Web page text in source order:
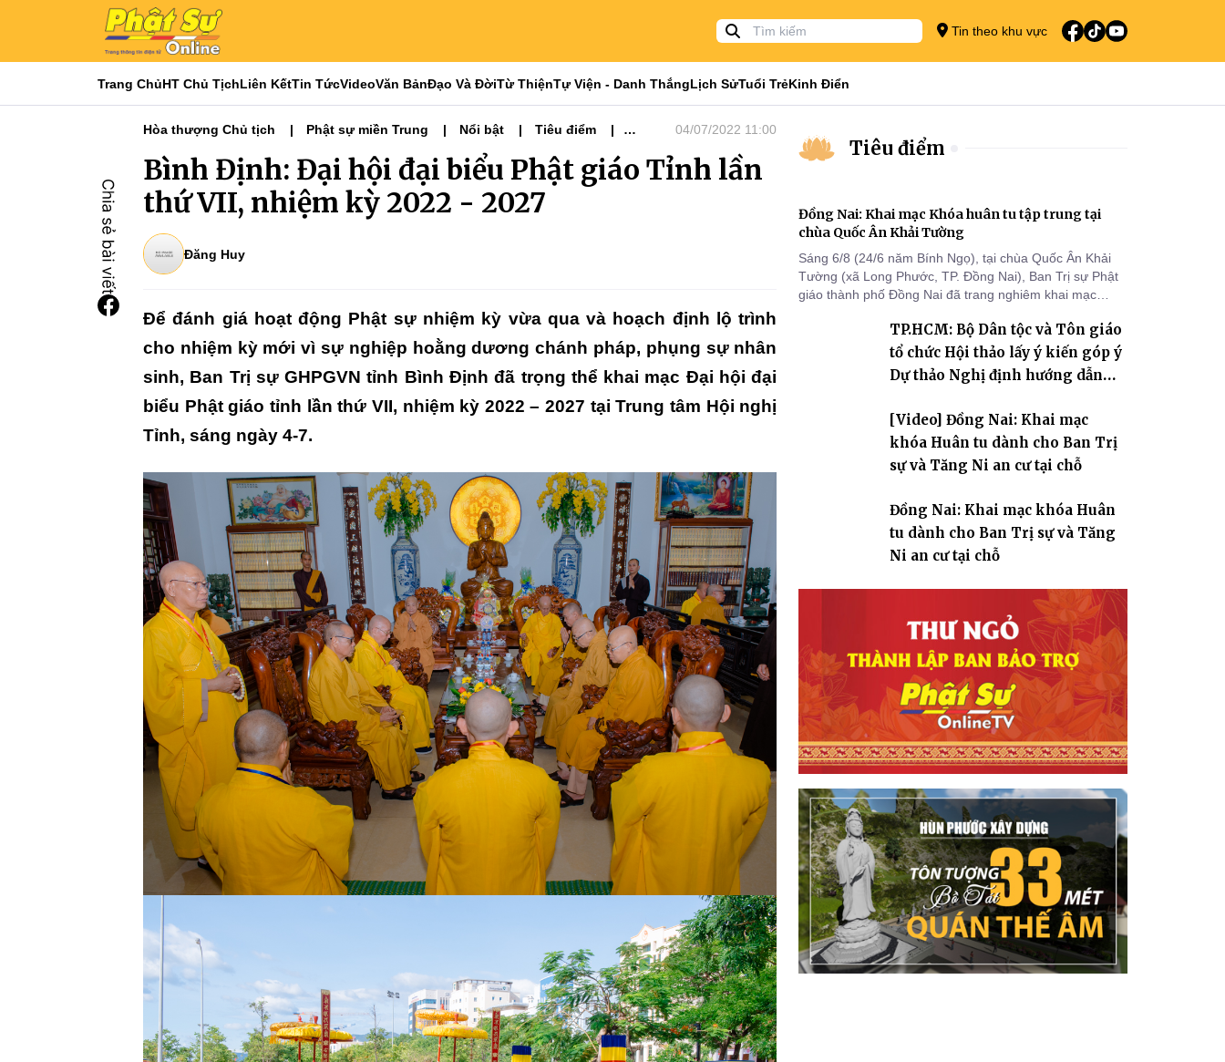
Tin theo khu vực
Trang ChủHT Chủ TịchLiên KếtTin TứcVideoVăn BảnĐạo Và ĐờiTừ ThiệnTự Viện - Danh ThắngLịch SửTuổi TrẻKinh Điển
Hòa thượng Chủ tịch Phật sự miền Trung Nổi bật
Tiêu điểm
04/07/2022 11:00
Bình Định: Đại hội đại biểu Phật giáo Tỉnh lần
thứ VII, nhiệm kỳ 2022 - 2027
Đăng Huy
Để đánh giá hoạt động Phật sự nhiệm kỳ vừa qua và hoạch định lộ trình
cho nhiệm kỳ mới vì sự nghiệp hoằng dương chánh pháp, phụng sự nhân
sinh, Ban Trị sự GHPGVN tỉnh Bình Định đã trọng thể khai mạc Đại hội đại
biểu Phật giáo tỉnh lần thứ VII, nhiệm kỳ 2022 – 2027 tại Trung tâm Hội nghị
Tỉnh, sáng ngày 4-7.
Tiêu điểm
Đồng Nai: Khai mạc Khóa huân tu tập trung tại
chùa Quốc Ân Khải Tường
Sáng 6/8 (24/6 năm Bính Ngọ), tại chùa Quốc Ân Khải
Tường (xã Long Phước, TP. Đồng Nai), Ban Trị sự Phật
giáo thành phố Đồng Nai đã trang nghiêm khai mạc
2570 dành cho chư Tăng hành giả an cư tại chỗ khu vực
VII, VIII và trường hạ chùa Quốc Ân Khải Tường.
TP.HCM: Bộ Dân tộc và Tôn giáo
tổ chức Hội thảo lấy ý kiến góp ý
Dự thảo Nghị định hướng dẫn
giáo
[Video] Đồng Nai: Khai mạc
khóa Huân tu dành cho Ban Trị
sự và Tăng Ni an cư tại chỗ
Đồng Nai: Khai mạc khóa Huân
tu dành cho Ban Trị sự và Tăng
Ni an cư tại chỗ